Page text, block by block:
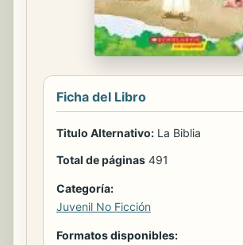
Ficha del Libro
Titulo Alternativo: La Biblia
Total de páginas 491
Categoría:
Juvenil No Ficción
Formatos disponibles: